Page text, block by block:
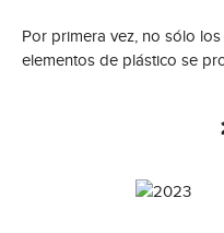
Por primera vez, no sólo
elementos de plástico se